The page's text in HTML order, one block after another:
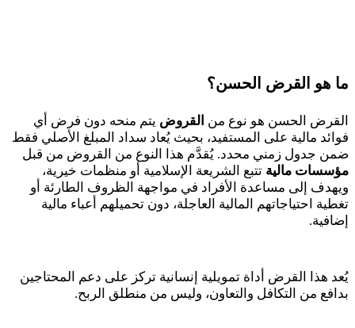
ما هو القرض الحسن؟
القرض الحسن هو نوع من القروض يتم منحه دون فرض أي
فوائد مالية على المستفيد، بحيث يُعاد سداد المبلغ الأصلي فقط
ضمن جدول زمني محدد. يُقدَّم هذا النوع من القروض من قبل
مؤسسات مالية تتبع الشريعة الإسلامية أو منظمات خيرية،
ويهدف إلى مساعدة الأفراد في مواجهة الظروف الطارئة أو
تغطية احتياجاتهم المالية العاجلة، دون تحميلهم أعباء مالية
إضافية.
يُعد هذا القرض أداة تمويلية إنسانية تركز على دعم المحتاجين
بدافع من التكافل والتعاون، وليس من منطلق الربح.